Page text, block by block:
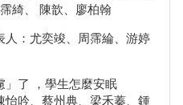
綺、 陳歆、廖柏翰
：尤奕竣、周霈綸、游婷
」了 ，學生怎麼安眠
吟、蔡州典、梁禾蓁、鍾